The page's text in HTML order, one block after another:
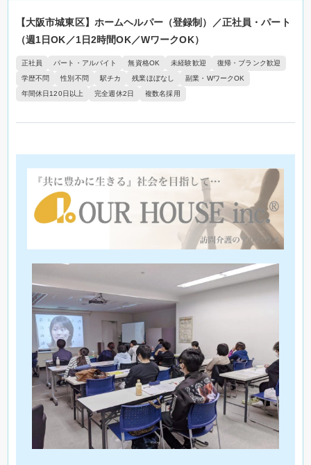
【大阪市城東区】ホームヘルパー（登録制）／正社員・パート
（週1日OK／1日2時間OK／WワークOK）
正社員 パート・アルバイト 無資格OK 未経験歓迎
復帰・ブランク歓迎
学歴不問
性別不問 駅チカ 残業ほぼなし
副業・WワークOK
年間休日120日以上
完全週休2日 複数名採用